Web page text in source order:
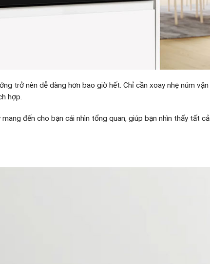
trở nên dễ dàng hơn bao giờ hết. Chỉ cần xoay nhẹ núm vặn
hợp.
đến cho bạn cái nhìn tổng quan, giúp bạn nhìn thấy tất cả